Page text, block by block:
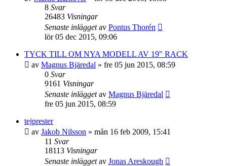
8 Svar
26483 Visningar
Senaste inläggetav Pontus Thorén
lör 05 dec 2015, 09:06
TYCK TILL OM NYA MODELL AV 19" RACK
av Magnus Bjäredal » fre 05 jun 2015, 08:59
0 Svar
9161 Visningar
Senaste inläggetav Magnus Bjäredal
fre 05 jun 2015, 08:59
tejprester
av Jakob Nilsson » mån 16 feb 2009, 15:41
11 Svar
18113 Visningar
Senaste inläggetav Jonas Areskough